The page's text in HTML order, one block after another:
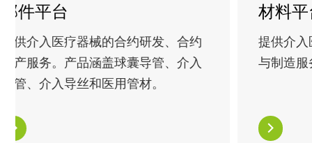
部件平台
提供介入医疗器械的合约研发、合约
生产服务。产品涵盖球囊导管、介入
导管、介入导丝和医用管材。
材料
提供介入
与制造服